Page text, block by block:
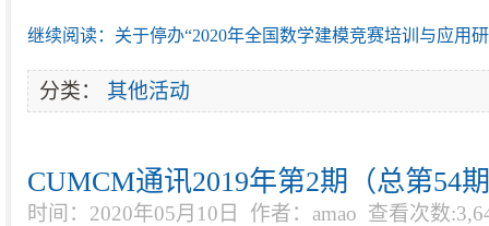
继续阅读：关于停办“2020年全国数学建模竞赛培训与应用
分类： 其他活动
CUMCM通讯2019年第2期（总第54
时间：2020年05月10日 作者：amao 查看次数